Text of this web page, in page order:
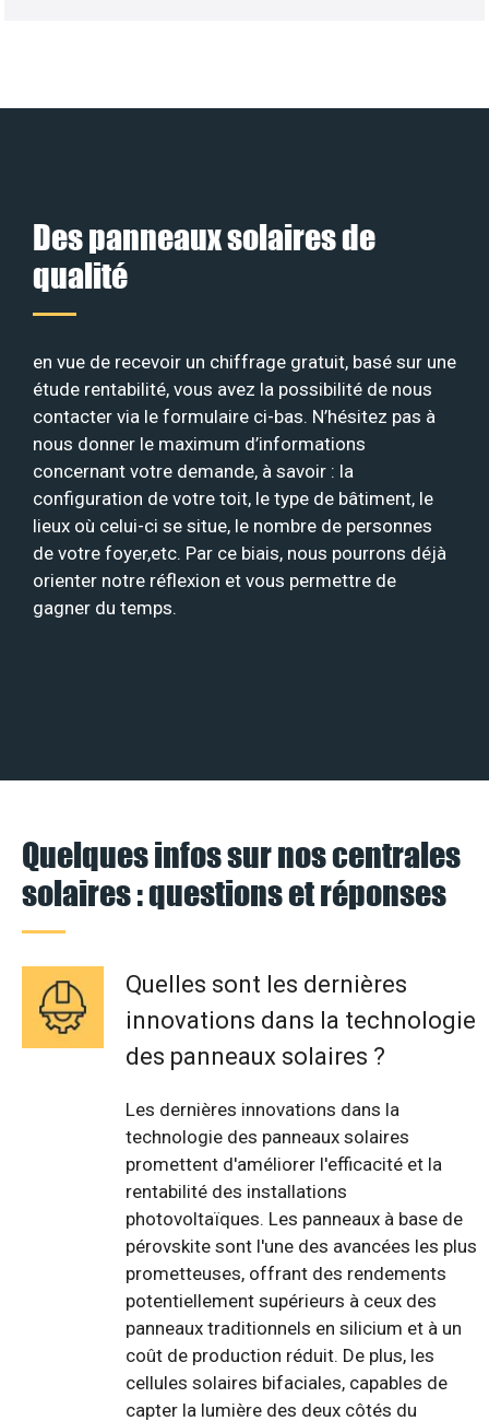
Des panneaux solaires de
qualité
en vue de recevoir un chiffrage gratuit, basé sur une
étude rentabilité, vous avez la possibilité de nous
contacter via le formulaire ci-bas. N’hésitez pas à
nous donner le maximum d’informations
concernant votre demande, à savoir : la
configuration de votre toit, le type de bâtiment, le
lieux où celui-ci se situe, le nombre de personnes
de votre foyer,etc. Par ce biais, nous pourrons déjà
orienter notre réflexion et vous permettre de
gagner du temps.
Quelques infos sur nos centrales
solaires : questions et réponses
Quelles sont les dernières
innovations dans la technologie
des panneaux solaires ?
Les dernières innovations dans la
technologie des panneaux solaires
promettent d'améliorer l'efficacité et la
rentabilité des installations
photovoltaïques. Les panneaux à base de
pérovskite sont l'une des avancées les plus
prometteuses, offrant des rendements
potentiellement supérieurs à ceux des
panneaux traditionnels en silicium et à un
coût de production réduit. De plus, les
cellules solaires bifaciales, capables de
capter la lumière des deux côtés du